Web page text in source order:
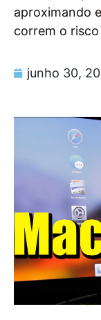
aproximando
correm o
junho 30,